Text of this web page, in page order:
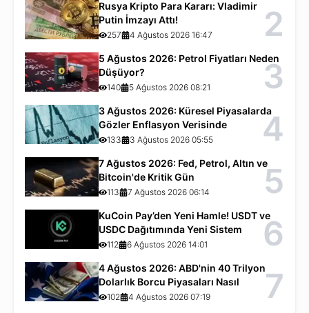
Rusya Kripto Para Kararı: Vladimir
Putin İmzayı Attı!
257 4 Ağustos 2026 16:47 2
5 Ağustos 2026: Petrol Fiyatları Neden
Düşüyor?
140 5 Ağustos 2026 08:21 3
3 Ağustos 2026: Küresel Piyasalarda
Gözler Enflasyon Verisinde
133 3 Ağustos 2026 05:55 4
7 Ağustos 2026: Fed, Petrol, Altın ve
Bitcoin'de Kritik Gün
113 7 Ağustos 2026 06:14 5
KuCoin Pay’den Yeni Hamle! USDT ve
USDC Dağıtımında Yeni Sistem
112 6 Ağustos 2026 14:01 6
4 Ağustos 2026: ABD'nin 40 Trilyon
Dolarlık Borcu Piyasaları Nasıl
Etkiliyor?
102 4 Ağustos 2026 07:19 7